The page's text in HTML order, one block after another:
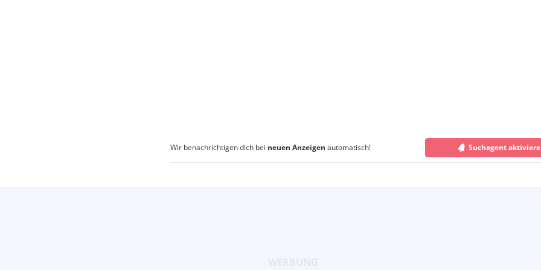
Wir benachrichtigen dich bei neuen Anzeigen automatisch! Suchagent